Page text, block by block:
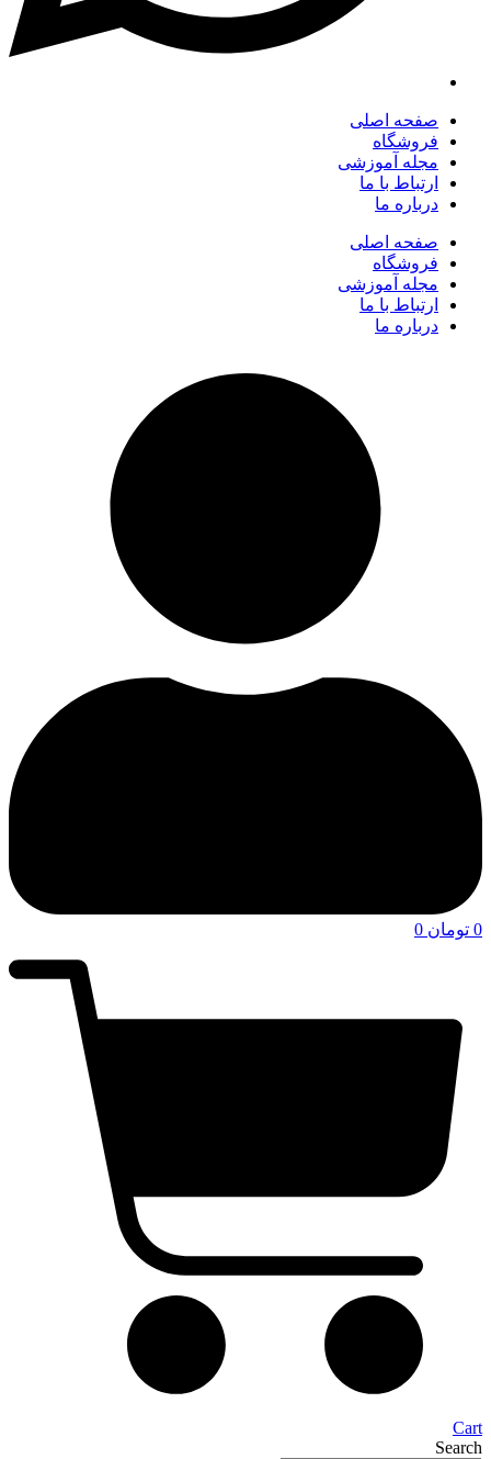
صفحه اصلی
فروشگاه
مجله آموزشی
ارتباط با ما
درباره ما
صفحه اصلی
فروشگاه
مجله آموزشی
ارتباط با ما
درباره ما
0 تومان 0
Cart
Search